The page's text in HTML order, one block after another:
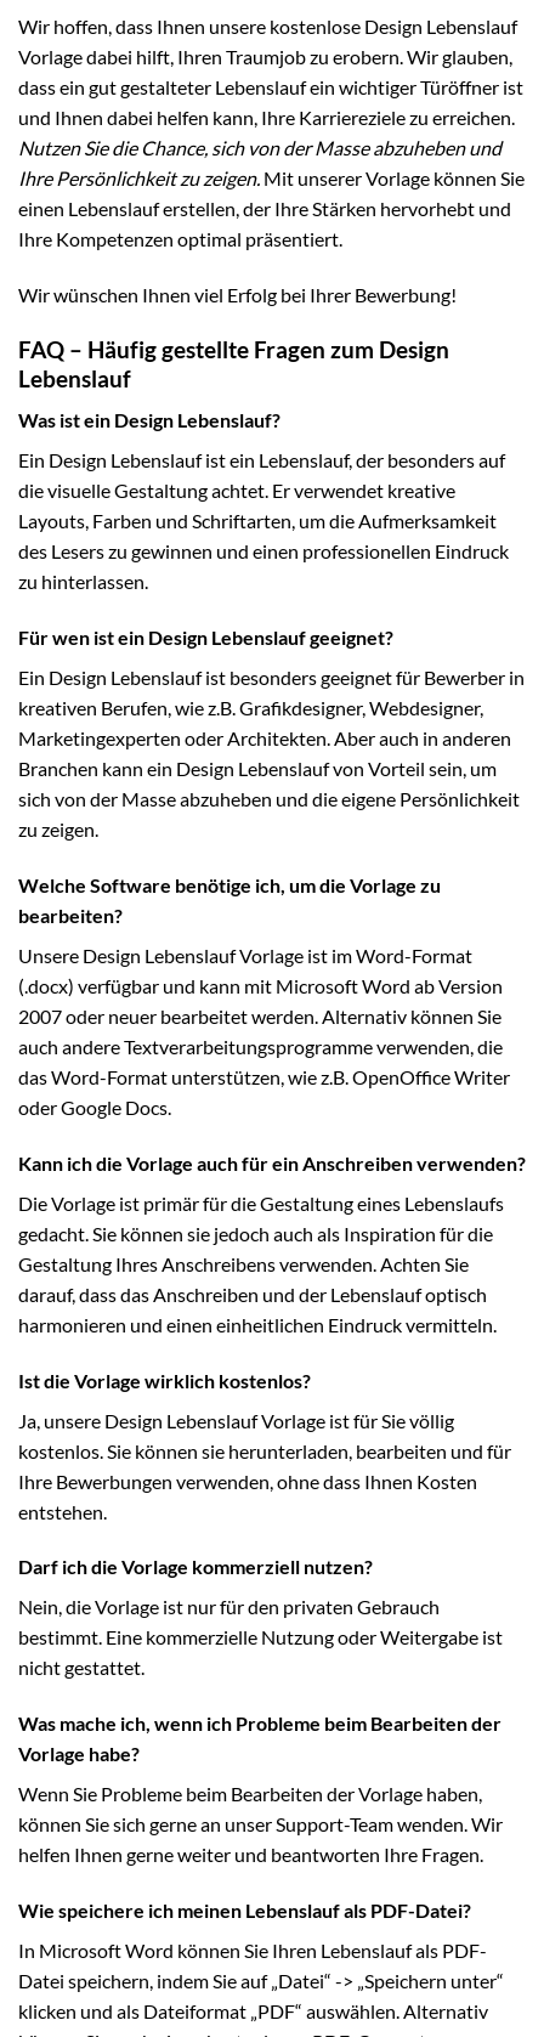
Wir hoffen, dass Ihnen unsere kostenlose Design Lebenslauf
Vorlage dabei hilft, Ihren Traumjob zu erobern. Wir glauben,
dass ein gut gestalteter Lebenslauf ein wichtiger Türöffner ist
und Ihnen dabei helfen kann, Ihre Karriereziele zu erreichen.
Nutzen Sie die Chance, sich von der Masse abzuheben und
Ihre Persönlichkeit zu zeigen. Mit unserer Vorlage können Sie
einen Lebenslauf erstellen, der Ihre Stärken hervorhebt und
Ihre Kompetenzen optimal präsentiert.
Wir wünschen Ihnen viel Erfolg bei Ihrer Bewerbung!
FAQ – Häufig gestellte Fragen zum Design
Lebenslauf
Was ist ein Design Lebenslauf?
Ein Design Lebenslauf ist ein Lebenslauf, der besonders auf
die visuelle Gestaltung achtet. Er verwendet kreative
Layouts, Farben und Schriftarten, um die Aufmerksamkeit
des Lesers zu gewinnen und einen professionellen Eindruck
zu hinterlassen.
Für wen ist ein Design Lebenslauf geeignet?
Ein Design Lebenslauf ist besonders geeignet für Bewerber in
kreativen Berufen, wie z.B. Grafikdesigner, Webdesigner,
Marketingexperten oder Architekten. Aber auch in anderen
Branchen kann ein Design Lebenslauf von Vorteil sein, um
sich von der Masse abzuheben und die eigene Persönlichkeit
zu zeigen.
Welche Software benötige ich, um die Vorlage zu
bearbeiten?
Unsere Design Lebenslauf Vorlage ist im Word-Format
(.docx) verfügbar und kann mit Microsoft Word ab Version
2007 oder neuer bearbeitet werden. Alternativ können Sie
auch andere Textverarbeitungsprogramme verwenden, die
das Word-Format unterstützen, wie z.B. OpenOffice Writer
oder Google Docs.
Kann ich die Vorlage auch für ein Anschreiben verwenden?
Die Vorlage ist primär für die Gestaltung eines Lebenslaufs
gedacht. Sie können sie jedoch auch als Inspiration für die
Gestaltung Ihres Anschreibens verwenden. Achten Sie
darauf, dass das Anschreiben und der Lebenslauf optisch
harmonieren und einen einheitlichen Eindruck vermitteln.
Ist die Vorlage wirklich kostenlos?
Ja, unsere Design Lebenslauf Vorlage ist für Sie völlig
kostenlos. Sie können sie herunterladen, bearbeiten und für
Ihre Bewerbungen verwenden, ohne dass Ihnen Kosten
entstehen.
Darf ich die Vorlage kommerziell nutzen?
Nein, die Vorlage ist nur für den privaten Gebrauch
bestimmt. Eine kommerzielle Nutzung oder Weitergabe ist
nicht gestattet.
Was mache ich, wenn ich Probleme beim Bearbeiten der
Vorlage habe?
Wenn Sie Probleme beim Bearbeiten der Vorlage haben,
können Sie sich gerne an unser Support-Team wenden. Wir
helfen Ihnen gerne weiter und beantworten Ihre Fragen.
Wie speichere ich meinen Lebenslauf als PDF-Datei?
In Microsoft Word können Sie Ihren Lebenslauf als PDF-
Datei speichern, indem Sie auf „Datei“ -> „Speichern unter“
klicken und als Dateiformat „PDF“ auswählen. Alternativ